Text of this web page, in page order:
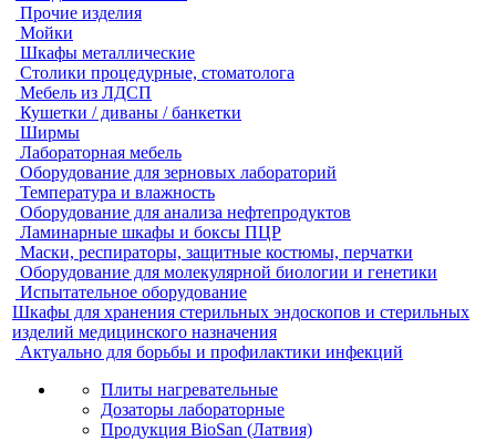
Прочие изделия
Мойки
Шкафы металлические
Столики процедурные, стоматолога
Мебель из ЛДСП
Кушетки / диваны / банкетки
Ширмы
Лабораторная мебель
Оборудование для зерновых лабораторий
Температура и влажность
Оборудование для анализа нефтепродуктов
Ламинарные шкафы и боксы ПЦР
Маски, респираторы, защитные костюмы, перчатки
Оборудование для молекулярной биологии и генетики
Испытательное оборудование
Шкафы для хранения стерильных эндоскопов и стерильных
изделий медицинского назначения
Актуально для борьбы и профилактики инфекций
Плиты нагревательные
Дозаторы лабораторные
Продукция BioSan (Латвия)